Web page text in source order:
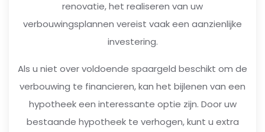
renovatie, het realiseren van uw
verbouwingsplannen vereist vaak een aanzienlijke
investering.
Als u niet over voldoende spaargeld beschikt om de
verbouwing te financieren, kan het bijlenen van een
hypotheek een interessante optie zijn. Door uw
bestaande hypotheek te verhogen, kunt u extra